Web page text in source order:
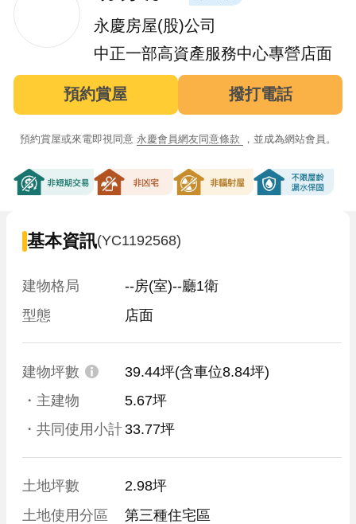
永慶房屋(股)公司
中正一部高資產服務中心專營店面
預約賞屋 撥打電話
預約賞屋或來電即視同意 永慶會員網友同意條款 ，並成為網站會員。
基本資訊(YC1192568)
建物格局
--房(室)--廳1衛
型態
店面
建物坪數 39.44坪(含車位8.84坪)
・主建物
5.67坪
・共同使用小計 33.77坪
土地坪數
2.98坪
土地使用分區
第三種住宅區